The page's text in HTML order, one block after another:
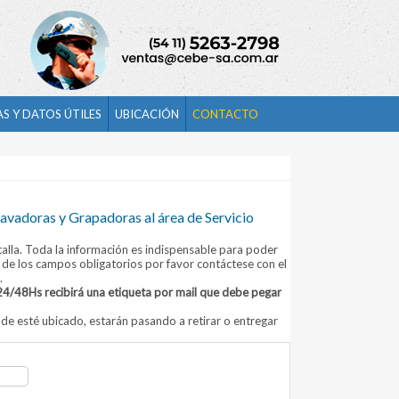
Y DATOS ÚTILES UBICACIÓN CONTACTO
y Grapadoras al área de Servicio
Toda la información es indispensable para poder
los campos obligatorios por favor contáctese con el
.
48Hs recibirá una etiqueta por mail que debe pegar
esté ubicado, estarán pasando a retirar o entregar